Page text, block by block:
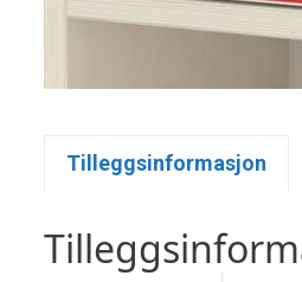
Tilleggsinformasjon